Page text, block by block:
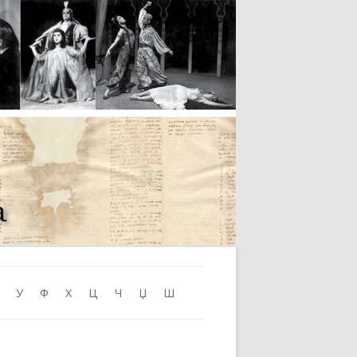
У Ф Х Ц Ч Џ Ш